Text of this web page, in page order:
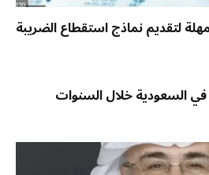
لتقديم نماذج استقطاع الضريبة
السعودية خلال السنوات